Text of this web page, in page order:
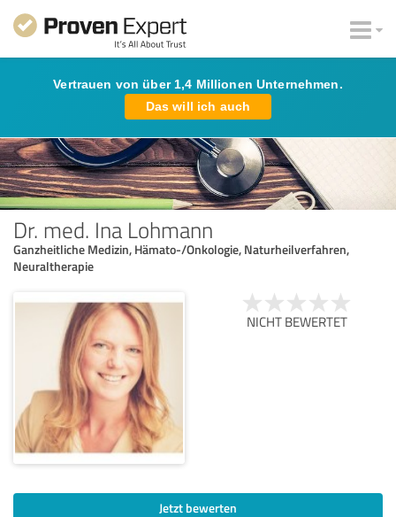
Vertrauen von über 1,4 Millionen Unternehmen.
Das will ich auch
Dr. med. Ina Lohmann
Ganzheitliche Medizin, Hämato-/Onkologie, Naturheilverfahren,
Neuraltherapie
NICHT BEWERTET
Jetzt bewerten